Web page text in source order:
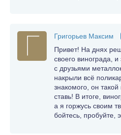
Григорьев Максим
Привет! На днях
своего винограда,
с друзьями
накрыли всё
знакомого, он
ставь! В итоге,
а я горжусь своим
бойтесь, пробуйте,